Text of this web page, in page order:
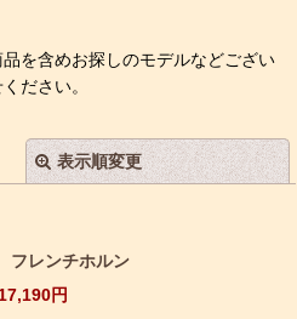
を含めお探しのモデルなどござい
ださい。
表示順変更 閉じる
レンチホルン
円